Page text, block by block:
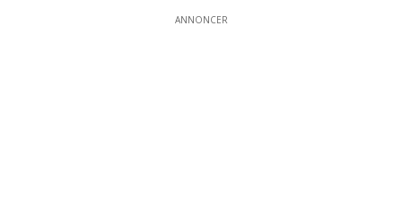
ANNONCER